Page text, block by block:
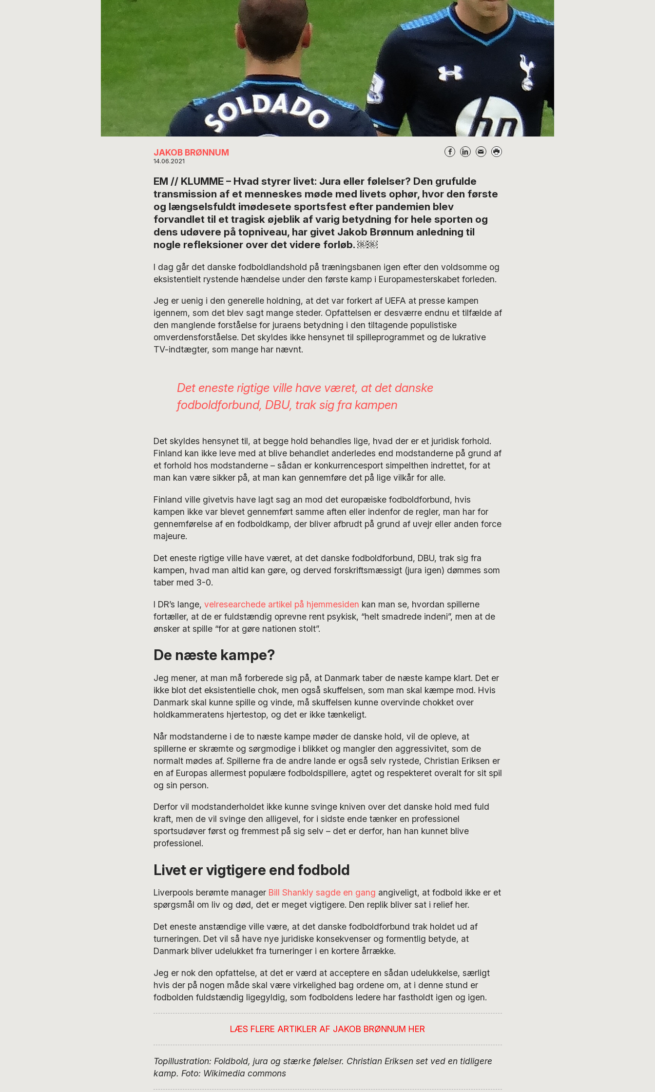
JAKOB BRØNNUM
14.06.2021
EM // KLUMME – Hvad styrer livet: Jura eller følelser? Den grufulde
transmission af et menneskes møde med livets ophør, hvor den første
og længselsfuldt imødesete sportsfest efter pandemien blev
forvandlet til et tragisk øjeblik af varig betydning for hele sporten og
dens udøvere på topniveau, har givet Jakob Brønnum anledning til
nogle refleksioner over det videre forløb. ￼￼
I dag går det danske fodboldlandshold på træningsbanen igen efter den voldsomme og
eksistentielt rystende hændelse under den første kamp i Europamesterskabet forleden.
Jeg er uenig i den generelle holdning, at det var forkert af UEFA at presse kampen
igennem, som det blev sagt mange steder. Opfattelsen er desværre endnu et tilfælde af
den manglende forståelse for juraens betydning i den tiltagende populistiske
omverdensforståelse. Det skyldes ikke hensynet til spilleprogrammet og de lukrative
TV-indtægter, som mange har nævnt.
Det eneste rigtige ville have været, at det danske
fodboldforbund, DBU, trak sig fra kampen
Det skyldes hensynet til, at begge hold behandles lige, hvad der er et juridisk forhold.
Finland kan ikke leve med at blive behandlet anderledes end modstanderne på grund af
et forhold hos modstanderne – sådan er konkurrencesport simpelthen indrettet, for at
man kan være sikker på, at man kan gennemføre det på lige vilkår for alle.
Finland ville givetvis have lagt sag an mod det europæiske fodboldforbund, hvis
kampen ikke var blevet gennemført samme aften eller indenfor de regler, man har for
gennemførelse af en fodboldkamp, der bliver afbrudt på grund af uvejr eller anden force
majeure.
Det eneste rigtige ville have været, at det danske fodboldforbund, DBU, trak sig fra
kampen, hvad man altid kan gøre, og derved forskriftsmæssigt (jura igen) dømmes som
taber med 3-0.
I DR’s lange, velresearchede artikel på hjemmesiden kan man se, hvordan spillerne
fortæller, at de er fuldstændig oprevne rent psykisk, “helt smadrede indeni”, men at de
ønsker at spille “for at gøre nationen stolt”.
De næste kampe?
Jeg mener, at man må forberede sig på, at Danmark taber de næste kampe klart. Det er
ikke blot det eksistentielle chok, men også skuffelsen, som man skal kæmpe mod. Hvis
Danmark skal kunne spille og vinde, må skuffelsen kunne overvinde chokket over
holdkammeratens hjertestop, og det er ikke tænkeligt.
Når modstanderne i de to næste kampe møder de danske hold, vil de opleve, at
spillerne er skræmte og sørgmodige i blikket og mangler den aggressivitet, som de
normalt mødes af. Spillerne fra de andre lande er også selv rystede, Christian Eriksen er
en af Europas allermest populære fodboldspillere, agtet og respekteret overalt for sit spil
og sin person.
Derfor vil modstanderholdet ikke kunne svinge kniven over det danske hold med fuld
kraft, men de vil svinge den alligevel, for i sidste ende tænker en professionel
sportsudøver først og fremmest på sig selv – det er derfor, han han kunnet blive
professionel.
Livet er vigtigere end fodbold
Liverpools berømte manager Bill Shankly sagde en gang angiveligt, at fodbold ikke er et
spørgsmål om liv og død, det er meget vigtigere. Den replik bliver sat i relief her.
Det eneste anstændige ville være, at det danske fodboldforbund trak holdet ud af
turneringen. Det vil så have nye juridiske konsekvenser og formentlig betyde, at
Danmark bliver udelukket fra turneringer i en kortere årrække.
Jeg er nok den opfattelse, at det er værd at acceptere en sådan udelukkelse, særligt
hvis der på nogen måde skal være virkelighed bag ordene om, at i denne stund er
fodbolden fuldstændig ligegyldig, som fodboldens ledere har fastholdt igen og igen.
LÆS FLERE ARTIKLER AF JAKOB BRØNNUM HER
Topillustration: Foldbold, jura og stærke følelser. Christian Eriksen set ved en tidligere
kamp. Foto: Wikimedia commons